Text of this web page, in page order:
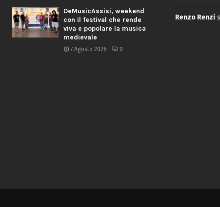
DeMusicAssisi, weekend
con il festival che rende
viva e popolare la musica
medievale
7 Agosto 2026 0
Renzo Renzi